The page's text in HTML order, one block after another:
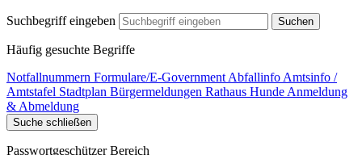
Suchbegriff eingeben Suchen
Häufig gesuchte Begriffe
Notfallnummern Formulare/E-Government Abfallinfo Amtsinfo /
Amtstafel Stadtplan Bürgermeldungen Rathaus Hunde Anmeldung
& Abmeldung
Suche schließen
Passwortgeschützer Bereich